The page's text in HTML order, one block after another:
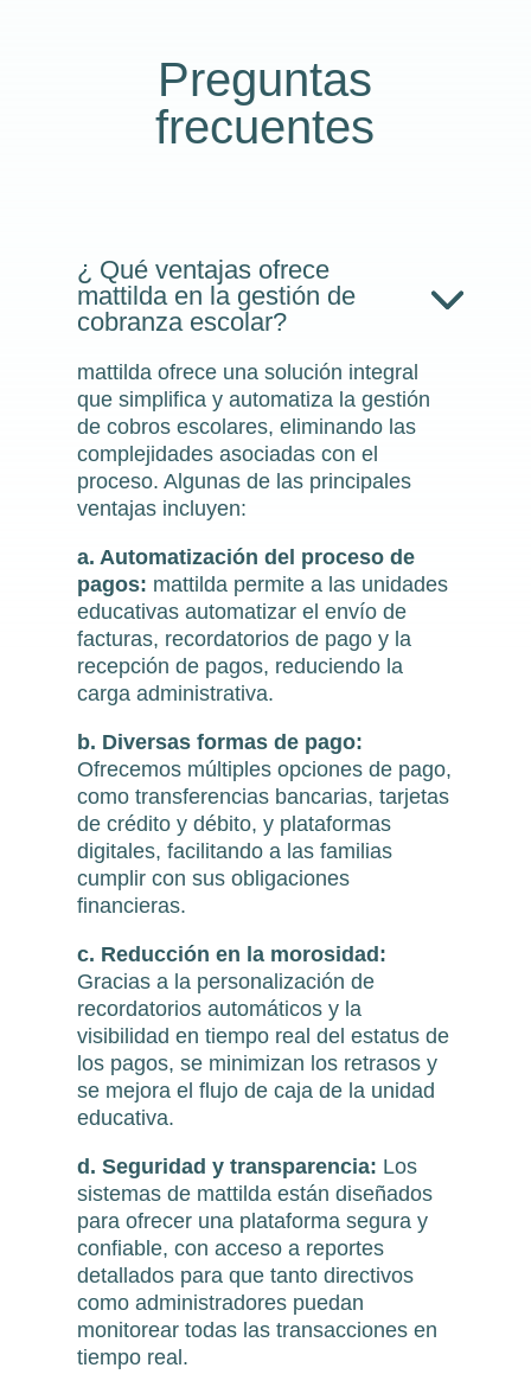
Preguntas
frecuentes
¿ Qué ventajas ofrece
mattilda en la gestión de
cobranza escolar?
mattilda ofrece una solución integral
que simplifica y automatiza la gestión
de cobros escolares, eliminando las
complejidades asociadas con el
proceso. Algunas de las principales
ventajas incluyen:
a. Automatización del proceso de
pagos: mattilda permite a las unidades
educativas automatizar el envío de
facturas, recordatorios de pago y la
recepción de pagos, reduciendo la
carga administrativa.
b. Diversas formas de pago:
Ofrecemos múltiples opciones de pago,
como transferencias bancarias, tarjetas
de crédito y débito, y plataformas
digitales, facilitando a las familias
cumplir con sus obligaciones
financieras.
c. Reducción en la morosidad:
Gracias a la personalización de
recordatorios automáticos y la
visibilidad en tiempo real del estatus de
los pagos, se minimizan los retrasos y
se mejora el flujo de caja de la unidad
educativa.
d. Seguridad y transparencia: Los
sistemas de mattilda están diseñados
para ofrecer una plataforma segura y
confiable, con acceso a reportes
detallados para que tanto directivos
como administradores puedan
monitorear todas las transacciones en
tiempo real.